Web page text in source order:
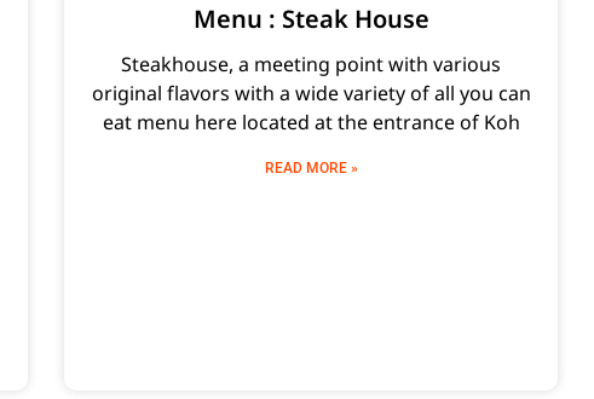
Menu : Steak House
Steakhouse, a meeting point with various
original flavors with a wide variety of all you can
eat menu here located at the entrance of Koh
READ MORE »